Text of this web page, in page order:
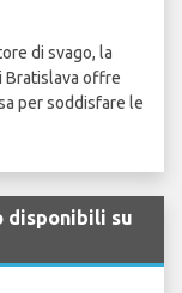
di svago, la
Bratislava offre
per soddisfare le
disponibili su